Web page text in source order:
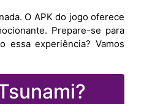
O APK do jogo oferece
Prepare-se para
essa experiência? Vamos